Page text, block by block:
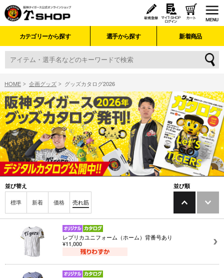
カテゴリーから探す 選手から探す 新着商品
HOME 企画グッズ グッズカタログ2026
並び替え
標準 新着 価格 売れ筋
並び順
レプリカユニフォーム（ホーム）背番号あり
¥11,000